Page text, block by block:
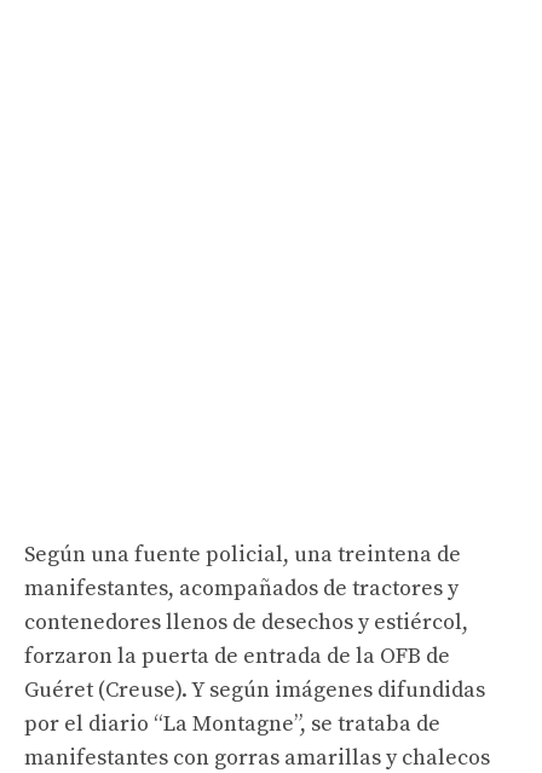
Según una fuente policial, una treintena de
manifestantes, acompañados de tractores y
contenedores llenos de desechos y estiércol,
forzaron la puerta de entrada de la OFB de
Guéret (Creuse). Y según imágenes difundidas
por el diario “La Montagne”, se trataba de
manifestantes con gorras amarillas y chalecos